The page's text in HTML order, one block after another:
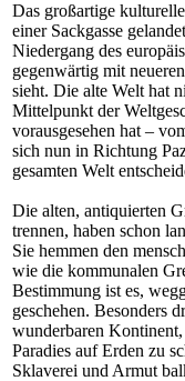
Das großartige
einer Sackgasse
Niedergang des
gegenwärtig mit
sieht. Die alte Welt hat
Mittelpunkt der
vorausgesehen hat –
sich nun in Richtung
gesamten Welt
Die alten, antiquierten
trennen, haben schon
Sie hemmen den
wie die kommunalen
Bestimmung ist es,
geschehen. Besonders
wunderbaren
Paradies auf Erden zu
Sklaverei und Armut